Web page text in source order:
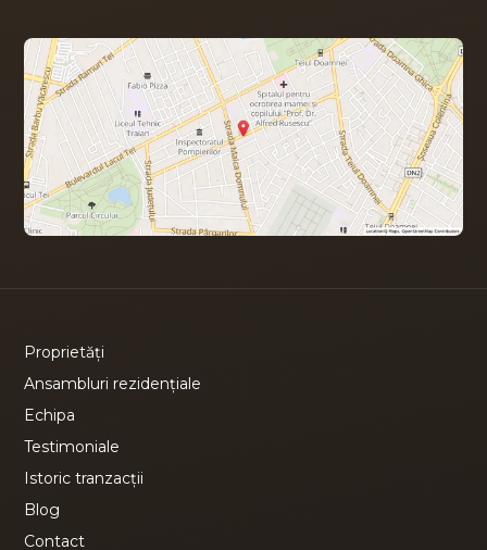
Proprietăți
Ansambluri rezidențiale
Echipa
Testimoniale
Istoric tranzacții
Blog
Contact